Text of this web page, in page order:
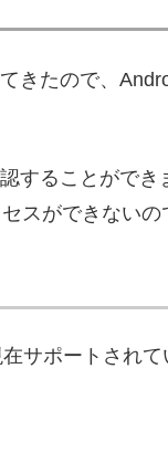
きたので、
することがで
スができないの
サポートされて